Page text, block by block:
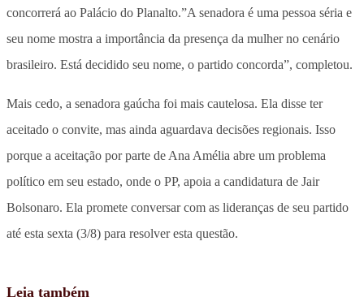
concorrerá ao Palácio do Planalto.”A senadora é uma pessoa séria e
seu nome mostra a importância da presença da mulher no cenário
brasileiro. Está decidido seu nome, o partido concorda”, completou.
Mais cedo, a senadora gaúcha foi mais cautelosa. Ela disse ter
aceitado o convite, mas ainda aguardava decisões regionais. Isso
porque a aceitação por parte de Ana Amélia abre um problema
político em seu estado, onde o PP, apoia a candidatura de Jair
Bolsonaro. Ela promete conversar com as lideranças de seu partido
até esta sexta (3/8) para resolver esta questão.
Leia também